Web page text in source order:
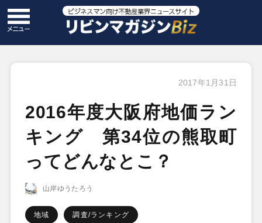
2017年1月31日
2016年度大阪府地価ラン
キング 第34位の熊取町
ってどんなとこ？
山岸ゆうたろう
地域 調査/ランキング